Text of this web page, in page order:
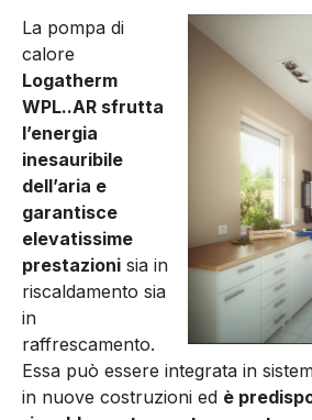
La pompa di
calore
Logatherm
WPL..AR sfrutta
l’energia
inesauribile
dell’aria e
garantisce
elevatissime
prestazioni sia in
riscaldamento sia
in
raffrescamento.
Essa può essere integrata in
in nuove costruzioni ed è